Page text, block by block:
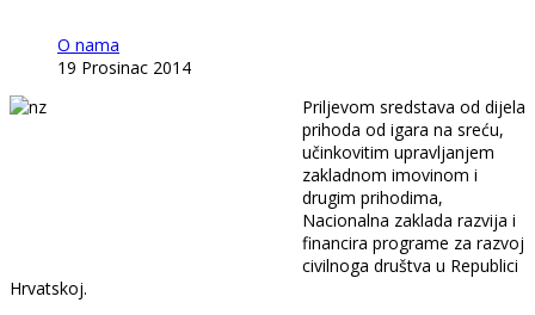
O nama
19 Prosinac 2014
Priljevom sredstava od dijela
prihoda od igara na sreću,
učinkovitim upravljanjem
zakladnom imovinom i
drugim prihodima,
Nacionalna zaklada razvija i
financira programe za razvoj
civilnoga društva u Republici
Hrvatskoj.